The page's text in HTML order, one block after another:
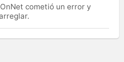
cometió un error y